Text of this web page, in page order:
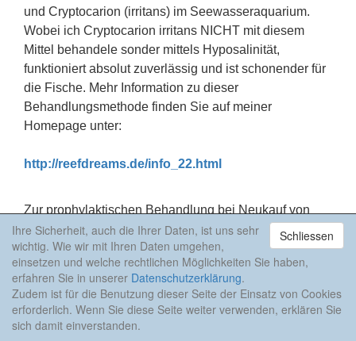
und Cryptocarion (irritans) im Seewasseraquarium.
Wobei ich Cryptocarion irritans NICHT mit diesem
Mittel behandele sonder mittels Hyposalinität,
funktioniert absolut zuverlässig und ist schonender für
die Fische. Mehr Information zu dieser
Behandlungsmethode finden Sie auf meiner
Homepage unter:
http://reefdreams.de/info_22.html
Zur prophylaktischen Behandlung bei Neukauf von
Fischen hat sich NEOSAL FLÜSSIG bei mir allerdings
bestens bewährt da es die Nitrifikations-Bakterien im
HMF NICHT schädigt.
HW ODINEX SEEWASSER
Wirkt zuverlässig gegen Oodinium (Amyloodinium
ocellatum), der so genannten „Samtkrankheit“, bei
Schliessen
Ihre Sicherheit, auch die Ihrer Daten, ist uns sehr
wichtig. Wie wir mit Ihren Daten umgehen,
einsetzen und welche rechtlichen Möglichkeiten Sie haben,
erfahren Sie in unserer Datenschutzerklärung.
Zudem ist für die Benutzung dieser Seite der Einsatz von Cookies
erforderlich. Wenn Sie diese Seite weiter verwenden, erklären Sie
sich damit einverstanden.